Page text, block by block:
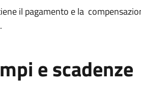
il pagamento e la
e scadenze